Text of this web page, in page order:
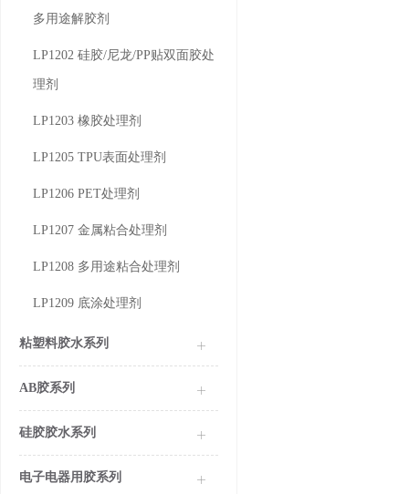
多用途解胶剂
LP1202 硅胶/尼龙/PP贴双面胶处
理剂
LP1203 橡胶处理剂
LP1205 TPU表面处理剂
LP1206 PET处理剂
LP1207 金属粘合处理剂
LP1208 多用途粘合处理剂
LP1209 底涂处理剂
粘塑料胶水系列
AB胶系列
硅胶胶水系列
电子电器用胶系列